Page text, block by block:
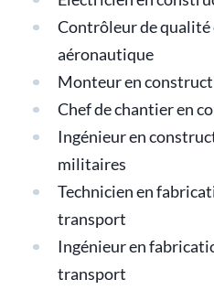
Contrôleur de
aéronautique
Monteur en
Chef de chantier en
Ingénieur en
militaires
Technicien en
transport
Ingénieur en
transport